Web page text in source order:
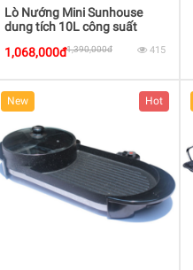
Lò Nướng Mini Sunhouse
dung tích 10L công suất
1,068,000đ1,390,000đ 415
New Hot